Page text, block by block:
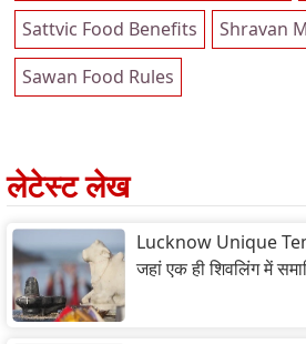
Sattvic Food Benefits
Shravan
Sawan Food Rules
लेटेस्ट लेख
Lucknow Unique
जहां एक ही शिवलिंग में